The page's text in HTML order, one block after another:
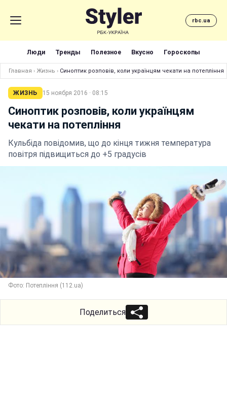
rbc.ua
Люди Тренды Полезное Вкусно Гороскопы
Главная › Жизнь › Синоптик розповів, коли українцям чекати на потепління
ЖИЗНЬ 15 ноября 2016 · 08:15
Синоптик розповів, коли українцям
чекати на потепління
Кульбіда повідомив, що до кінця тижня температура
повітря підвищиться до +5 градусів
Фото: Потепління (112.ua)
Поделиться